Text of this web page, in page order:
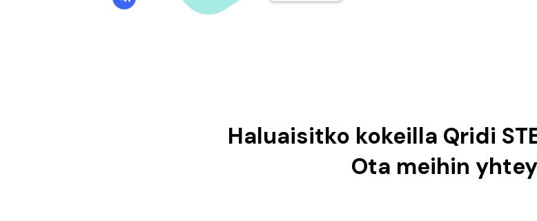
Haluaisitko kokeilla Qridi
Ota meihin